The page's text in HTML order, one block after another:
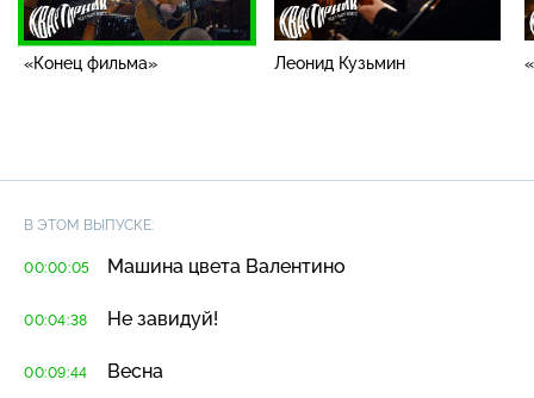
«Конец фильма» Леонид Кузьмин
В ЭТОМ ВЫПУСКЕ:
00:00:05 Машина цвета Валентино
00:04:38 Не завидуй!
00:09:44 Весна